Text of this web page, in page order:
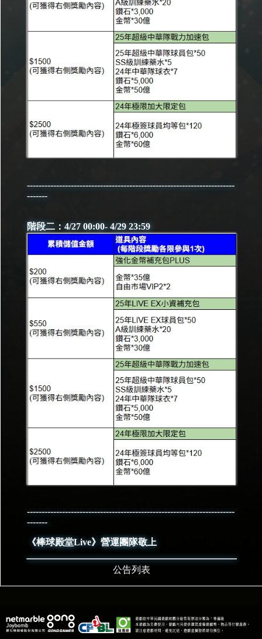
-----------------------------------------------------------------------
-------
階段二：4/27 00:00- 4/29 23:59
-----------------------------------------------------------------------
-------
《棒球殿堂Live》營運團隊敬上
公告列表